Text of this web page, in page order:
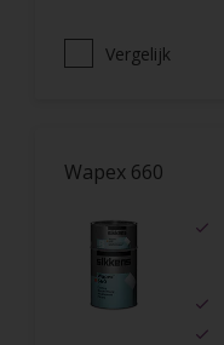
Vergelijk
Wapex 660